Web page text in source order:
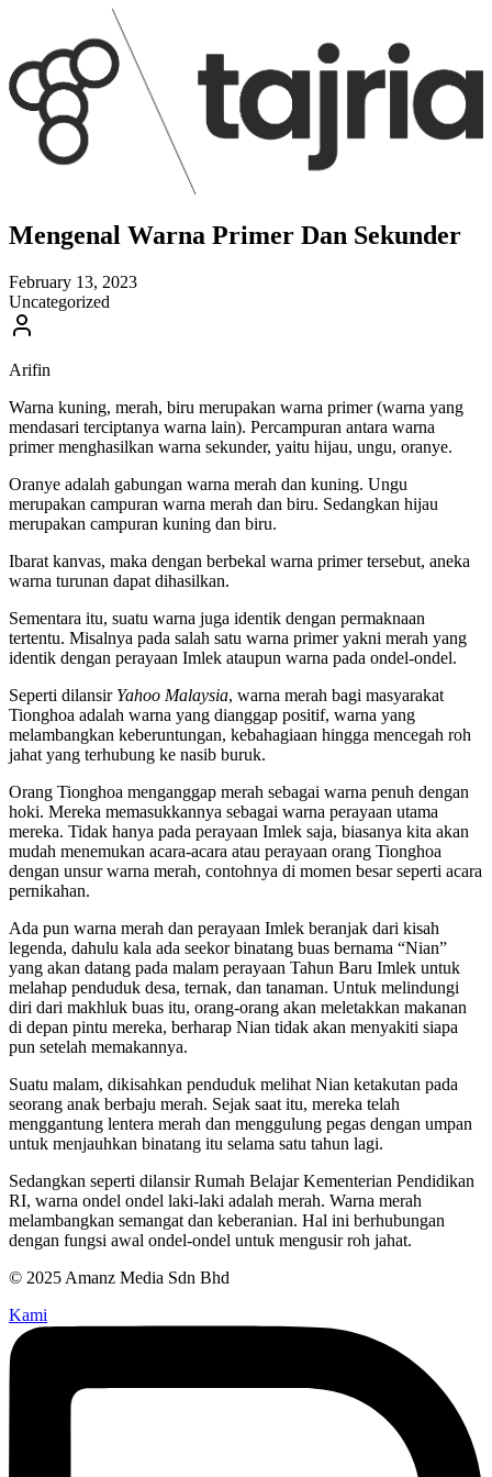
Mengenal Warna Primer Dan Sekunder
February 13, 2023
Uncategorized
Arifin
Warna kuning, merah, biru merupakan warna primer (warna yang
mendasari terciptanya warna lain). Percampuran antara warna
primer menghasilkan warna sekunder, yaitu hijau, ungu, oranye.
Oranye adalah gabungan warna merah dan kuning. Ungu
merupakan campuran warna merah dan biru. Sedangkan hijau
merupakan campuran kuning dan biru.
Ibarat kanvas, maka dengan berbekal warna primer tersebut, aneka
warna turunan dapat dihasilkan.
Sementara itu, suatu warna juga identik dengan permaknaan
tertentu. Misalnya pada salah satu warna primer yakni merah yang
identik dengan perayaan Imlek ataupun warna pada ondel-ondel.
Seperti dilansir Yahoo Malaysia, warna merah bagi masyarakat
Tionghoa adalah warna yang dianggap positif, warna yang
melambangkan keberuntungan, kebahagiaan hingga mencegah roh
jahat yang terhubung ke nasib buruk.
Orang Tionghoa menganggap merah sebagai warna penuh dengan
hoki. Mereka memasukkannya sebagai warna perayaan utama
mereka. Tidak hanya pada perayaan Imlek saja, biasanya kita akan
mudah menemukan acara-acara atau perayaan orang Tionghoa
dengan unsur warna merah, contohnya di momen besar seperti acara
pernikahan.
Ada pun warna merah dan perayaan Imlek beranjak dari kisah
legenda, dahulu kala ada seekor binatang buas bernama “Nian”
yang akan datang pada malam perayaan Tahun Baru Imlek untuk
melahap penduduk desa, ternak, dan tanaman. Untuk melindungi
diri dari makhluk buas itu, orang-orang akan meletakkan makanan
di depan pintu mereka, berharap Nian tidak akan menyakiti siapa
pun setelah memakannya.
Suatu malam, dikisahkan penduduk melihat Nian ketakutan pada
seorang anak berbaju merah. Sejak saat itu, mereka telah
menggantung lentera merah dan menggulung pegas dengan umpan
untuk menjauhkan binatang itu selama satu tahun lagi.
Sedangkan seperti dilansir Rumah Belajar Kementerian Pendidikan
RI, warna ondel ondel laki-laki adalah merah. Warna merah
melambangkan semangat dan keberanian. Hal ini berhubungan
dengan fungsi awal ondel-ondel untuk mengusir roh jahat.
© 2025 Amanz Media Sdn Bhd
Kami